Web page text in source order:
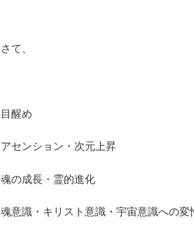
さて、
目醒め
アセンション・次元上昇
魂の成長・霊的進化
魂意識・キリスト意識・宇宙意識への変